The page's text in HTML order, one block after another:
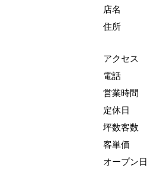
店名
住所
アクセス
電話
営業時間
定休日
坪数客数
客単価
オープン日